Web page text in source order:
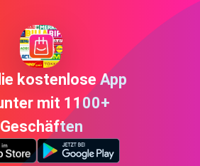
kostenlose App
mit 1100+
Geschäften